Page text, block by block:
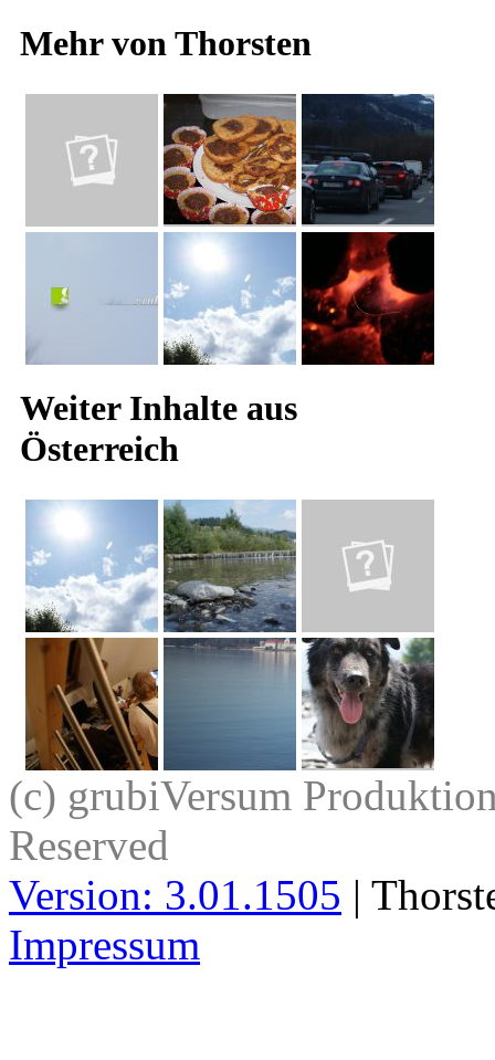
Mehr von Thorsten
Weiter Inhalte aus
Österreich
(c) grubiVersum
Reserved
Version: 3.01.1505 |
Impressum